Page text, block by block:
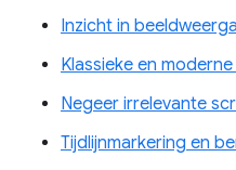
Inzicht in
Klassieke en
Negeer irrelevante
Tijdlijnmarkering en